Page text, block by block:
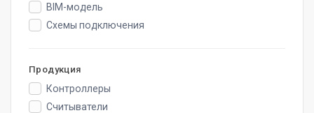
BIM-модель
Схемы подключения
Продукция
Контроллеры
Считыватели